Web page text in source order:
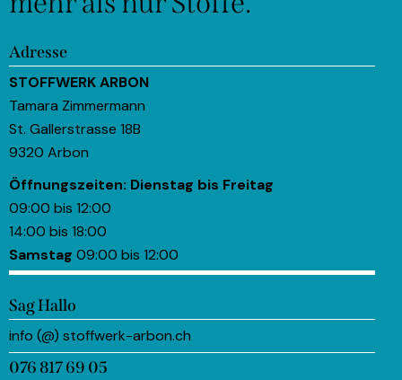
Adresse
STOFFWERK ARBON
Tamara Zimmermann
St. Gallerstrasse 18B
9320 Arbon
Öffnungszeiten: Dienstag bis Freitag
09:00 bis 12:00
14:00 bis 18:00
Samstag 09:00 bis 12:00
Sag Hallo
info (@) stoffwerk-arbon.ch
076 817 69 05